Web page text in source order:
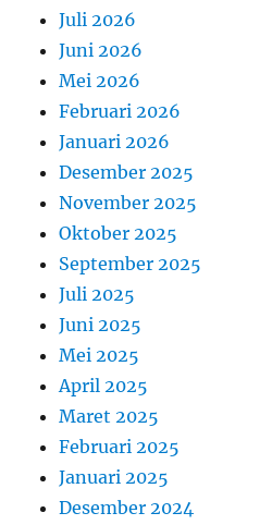
Juli 2026
Juni 2026
Mei 2026
Februari 2026
Januari 2026
Desember 2025
November 2025
Oktober 2025
September 2025
Juli 2025
Juni 2025
Mei 2025
April 2025
Maret 2025
Februari 2025
Januari 2025
Desember 2024